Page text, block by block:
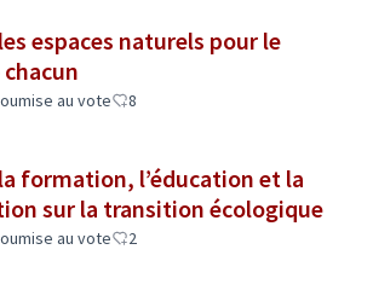
espaces naturels pour le
au vote 8
formation, l’éducation et la
sur la transition écologique
au vote 2